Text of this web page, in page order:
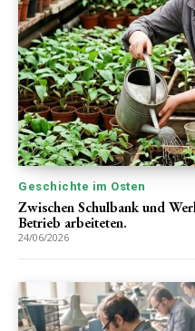
Geschichte im Osten
Zwischen Schulbank und
Betrieb arbeiteten.
24/06/2026